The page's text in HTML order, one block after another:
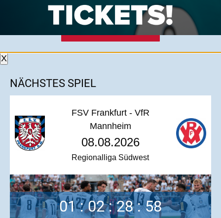
WERDE MITGLIED!
NÄCHSTES SPIEL
FSV Frankfurt - VfR
Mannheim
08.08.2026
Regionalliga Südwest
01:02:28:58
X